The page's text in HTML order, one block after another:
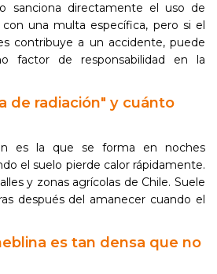
sanciona directamente el uso de
una multa específica, pero si el
contribuye a un accidente, puede
factor de responsabilidad en la
de radiación" y cuánto
es la que se forma en noches
el suelo pierde calor rápidamente.
y zonas agrícolas de Chile. Suele
después del amanecer cuando el
es tan densa que no